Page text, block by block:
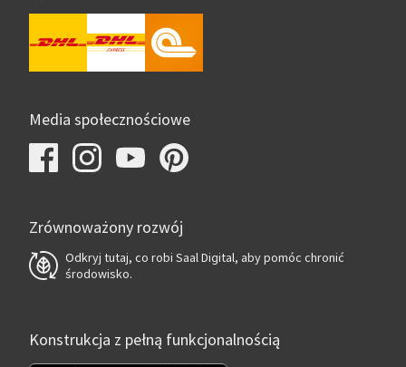
Media społecznościowe
Zrównoważony rozwój
Odkryj tutaj, co robi Saal Digital, aby pomóc chronić
środowisko.
Konstrukcja z pełną funkcjonalnością